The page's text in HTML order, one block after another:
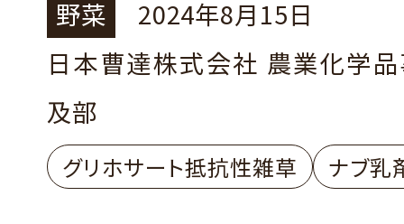
策～
野菜
2024年8月15日
日本曹達株式会社 農業化学
及部
グリホサート抵抗性雑草 ナブ乳